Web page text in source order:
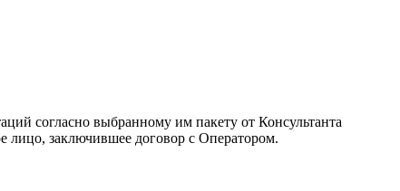
согласно выбранному им пакету от Консультанта
лицо, заключившее договор с Оператором.